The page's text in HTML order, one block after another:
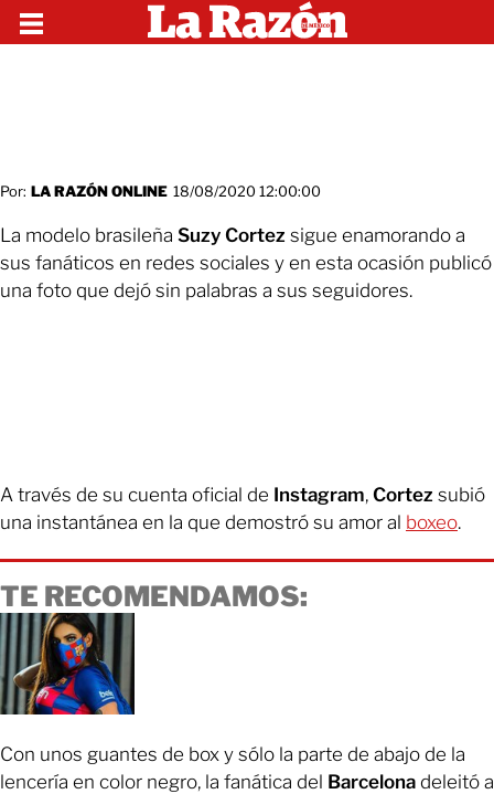
Por: LA RAZÓN ONLINE 18/08/2020 12:00:00
La modelo brasileña Suzy Cortez sigue enamorando a
sus fanáticos en redes sociales y en esta ocasión publicó
una foto que dejó sin palabras a sus seguidores.
A través de su cuenta oficial de Instagram, Cortez subió
una instantánea en la que demostró su amor al boxeo.
TE RECOMENDAMOS:
Con unos guantes de box y sólo la parte de abajo de la
lencería en color negro, la fanática del Barcelona deleitó a